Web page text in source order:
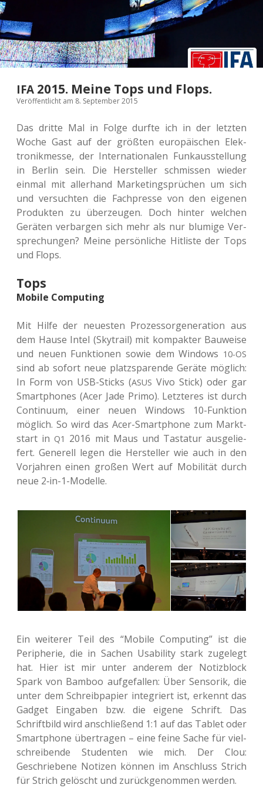
IFA 2015. Meine Tops und Flops.
Veröffentlicht am 8. September 2015
Das dritte Mal in Folge durfte ich in der letz­ten
Woche Gast auf der größ­ten euro­päi­schen Elek­
tronik­mes­se, der Inter­na­tio­na­len Funk­aus­stel­lung
in Berlin sein. Die Her­stel­ler schmis­sen wieder
einmal mit aller­hand Mar­ke­ting­sprü­chen um sich
und ver­such­ten die Fach­pres­se von den eige­nen
Pro­duk­ten zu über­zeu­gen. Doch hinter wel­chen
Gerä­ten ver­bar­gen sich mehr als nur blu­mi­ge Ver­
spre­chun­gen? Meine per­sön­li­che Hit­lis­te der Tops
und Flops.
Tops
Mobile Computing
Mit Hilfe der neu­es­ten Pro­zes­sor­ge­ne­ra­ti­on aus
dem Hause Intel (Sky­trail) mit kom­pak­ter Bau­wei­se
und neuen Funk­tio­nen sowie dem Win­dows 10-OS
sind ab sofort neue platz­spa­ren­de Geräte mög­lich:
In Form von USB-Sticks (ASUS Vivo Stick) oder gar
Smart­phones (Acer Jade Primo). Letz­te­res ist durch
Con­ti­nu­um, einer neuen Win­dows 10-Funk­ti­on
mög­lich. So wird das Acer-Smart­phone zum Markt­
start in Q1 2016 mit Maus und Tas­ta­tur aus­ge­lie­
fert. Gene­rell legen die Her­stel­ler wie auch in den
Vor­jah­ren einen großen Wert auf Mobi­li­tät durch
neue 2‑in-1-Model­le.
Ein wei­te­rer Teil des “Mobile Com­pu­ting” ist die
Peri­phe­rie, die in Sachen Usa­bi­li­ty stark zuge­legt
hat. Hier ist mir unter ande­rem der Notiz­block
Spark von Bamboo auf­ge­fal­len: Über Sen­so­rik, die
unter dem Schreib­pa­pier inte­griert ist, erkennt das
Gadget Ein­ga­ben bzw. die eigene Schrift. Das
Schrift­bild wird anschlie­ßend 1:1 auf das Tablet oder
Smart­phone über­tra­gen – eine feine Sache für viel­
schrei­ben­de Stu­den­ten wie mich. Der Clou:
Geschrie­be­ne Noti­zen können im Anschluss Strich
für Strich gelöscht und zurück­ge­nom­men werden.